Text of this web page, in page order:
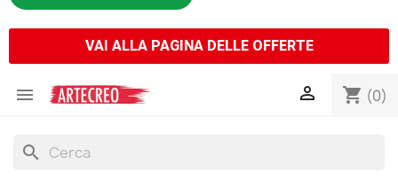
VAI ALLA PAGINA DELLE OFFERTE
 shopping_cart (0)

search